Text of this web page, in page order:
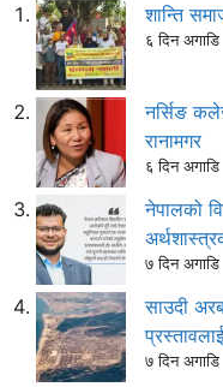
शान्ति
६ दिन अगाडि
नर्सिङ
रानामगर
६ दिन अगाडि
नेपालको
७ दिन अगाडि
साउदी
७ दिन अगाडि